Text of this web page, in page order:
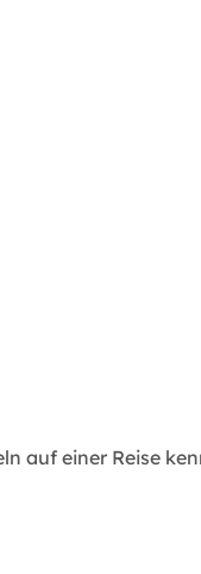
auf einer Reise